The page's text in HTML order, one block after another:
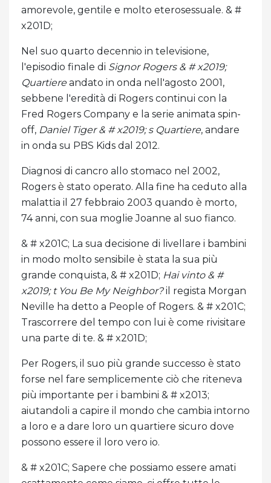
amorevole, gentile e molto eterosessuale. & #
x201D;
Nel suo quarto decennio in televisione,
l'episodio finale di Signor Rogers & # x2019;
Quartiereandato in onda nell'agosto 2001,
sebbene l'eredità di Rogers continui con la
Fred Rogers Company e la serie animata spin-
off, Daniel Tiger & # x2019; s Quartiere, andare
in onda su PBS Kids dal 2012.
Diagnosi di cancro allo stomaco nel 2002,
Rogers è stato operato. Alla fine ha ceduto alla
malattia il 27 febbraio 2003 quando è morto,
74 anni, con sua moglie Joanne al suo fianco.
& # x201C; La sua decisione di livellare i bambini
in modo molto sensibile è stata la sua più
grande conquista, & # x201D; Hai vinto & #
x2019; t You Be My Neighbor?il regista Morgan
Neville ha detto a People of Rogers. & # x201C;
Trascorrere del tempo con lui è come rivisitare
una parte di te. & # x201D;
Per Rogers, il suo più grande successo è stato
forse nel fare semplicemente ciò che riteneva
più importante per i bambini & # x2013;
aiutandoli a capire il mondo che cambia intorno
a loro e a dare loro un quartiere sicuro dove
possono essere il loro vero io.
& # x201C; Sapere che possiamo essere amati